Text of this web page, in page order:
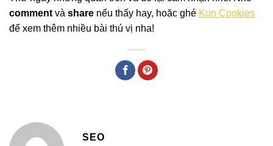
comment và share nếu thấy hay, hoặc ghé Kun Cookies
để xem thêm nhiều bài thú vị nha!
SEO